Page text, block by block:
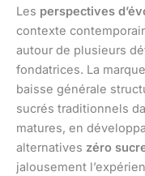
Les perspectives
contexte
autour de plusieurs
fondatrices. La
baisse générale
sucrés traditionnels
matures, en
alternatives zéro
jalousement